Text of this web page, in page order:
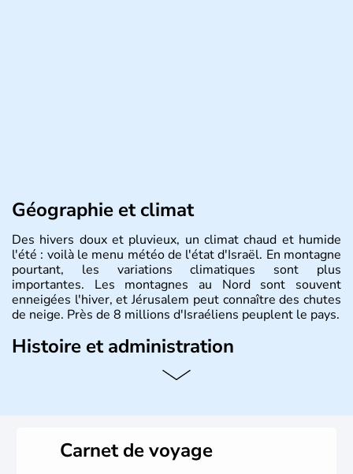
Géographie et climat
Des hivers doux et pluvieux, un climat chaud et humide
l'été : voilà le menu météo de l'état d'Israël. En montagne
pourtant, les variations climatiques sont plus
importantes. Les montagnes au Nord sont souvent
enneigées l'hiver, et Jérusalem peut connaître des chutes
de neige. Près de 8 millions d'Israéliens peuplent le pays.
Histoire et administration
L'Israël est un état de la partie est de la Méditerranée,
vrai essor économique dans le domaine des nouvelles
Carnet de voyage